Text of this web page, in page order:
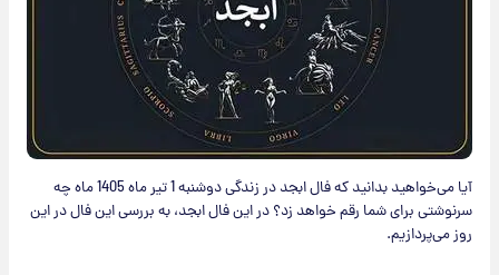
آیا می‌خواهید بدانید که فال ابجد در زندگی دوشنبه 1 تیر ماه 1405 ماه چه
سرنوشتی برای شما رقم خواهد زد؟ در این فال ابجد، به بررسی این فال در این
روز می‌پردازیم.